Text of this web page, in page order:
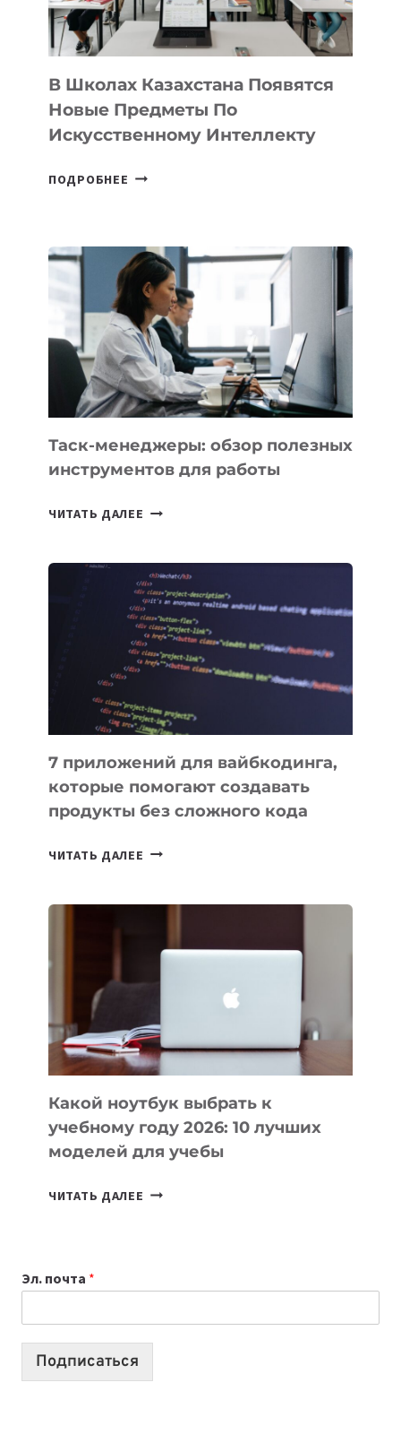
МЕЖДУНАРОДНУЮ
ПРОГРАММУ
ДЛЯ
ТЕХНОЛОГИЧЕСКИХ
В Школах Казахстана Появятся
Новые Предметы По
Искусственному Интеллекту
ПОДРОБНЕЕ В
НОВЫЕ
ПРЕДМЕТЫ
ПО
ИСКУССТВЕННОМУ
ИНТЕЛЛЕКТУ
Таск-менеджеры: обзор полезных
инструментов для работы
ЧИТАТЬ ДАЛЕЕ ТАСК-
ПОЛЕЗНЫХ
ИНСТРУМЕНТОВ
ДЛЯ
РАБОТЫ
7 приложений для вайбкодинга,
которые помогают создавать
продукты без сложного кода
ЧИТАТЬ ДАЛЕЕ
СОЗДАВАТЬ
БЕЗ
СЛОЖНОГО
КОДА
Какой ноутбук выбрать к
учебному году 2026: 10 лучших
моделей для учебы
ЧИТАТЬ ДАЛЕЕ КАКОЙ
2026:
10
Эл. почта *
Подписаться